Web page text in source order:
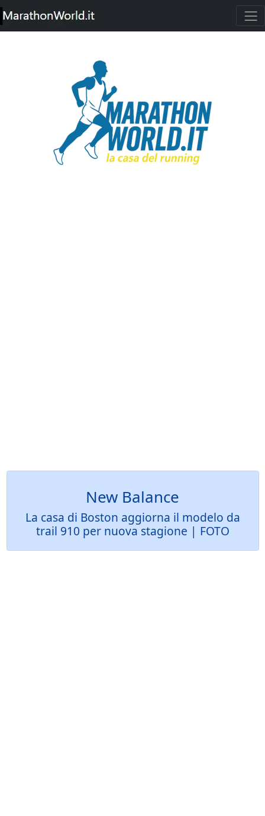
New Balance
La casa di Boston aggiorna il modelo da
trail 910 per nuova stagione | FOTO